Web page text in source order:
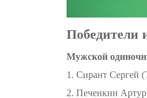
Победители
Мужской
1. Сирант Сергей
2. Печенкин